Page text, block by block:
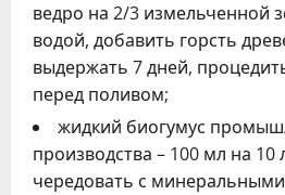
ведро на 2/3 измельченной
водой, добавить горсть
выдержать 7 дней,
перед поливом;
жидкий биогумус
производства – 100 мл на
чередовать с